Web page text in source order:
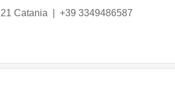
Catania +39 3349486587